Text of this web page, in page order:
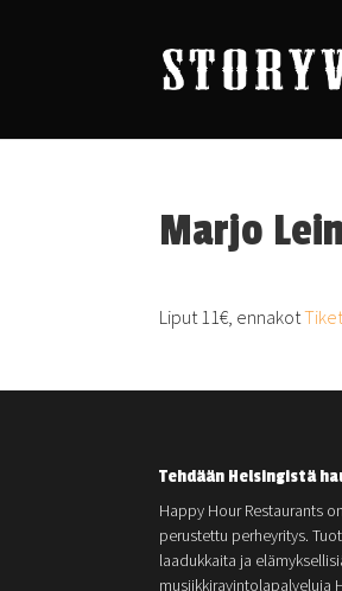
Marjo
Liput 11€, ennakot
Tehdään Helsingistä
Happy Hour Restaurants
perustettu perheyritys.
laadukkaita ja
musiikkiravintolapalveluja